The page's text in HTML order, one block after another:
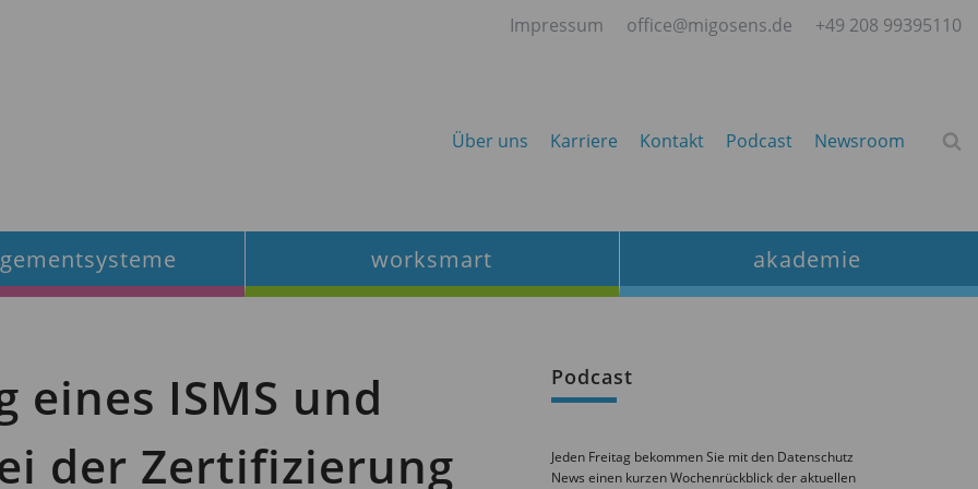
Impressum office@migosens.de +49 208 99395110
Über uns Karriere Kontakt Podcast Newsroom
worksmart akademie
ISMS und
der Zertifizierung
Podcast
Jeden Freitag bekommen Sie mit den Datenschutz
News einen kurzen Wochenrückblick der aktuellen